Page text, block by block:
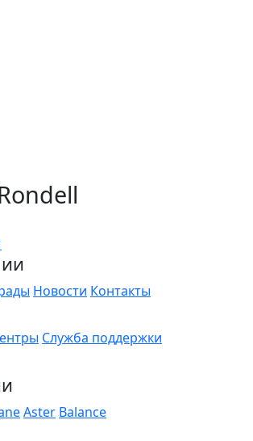
Новости Контакты
Служба поддержки
Aster Balance